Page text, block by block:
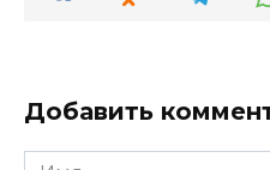
Добавить
Имя